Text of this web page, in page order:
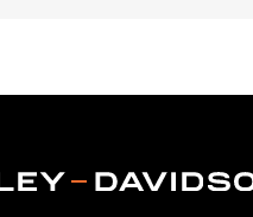
guards may provide
very low speed slide).